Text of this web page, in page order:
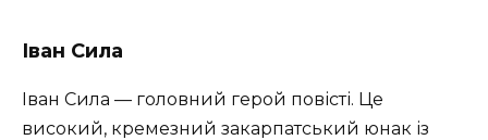
Іван Сила
Іван Сила — головний герой повісті. Це
високий, кремезний закарпатський юнак із